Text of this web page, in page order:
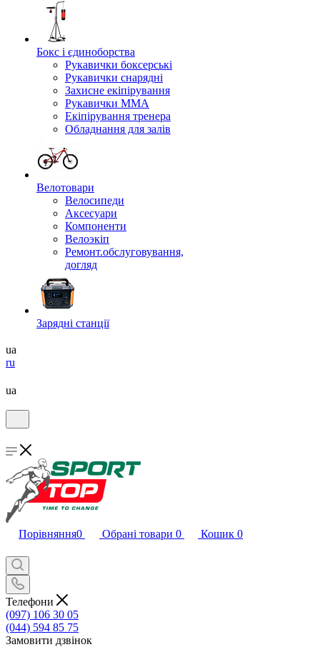
Бокс і єдиноборства
Рукавички боксерські
Рукавички снарядні
Захисне екіпірування
Рукавички ММА
Екіпірування тренера
Обладнання для залів
Велотовари
Велосипеди
Аксесуари
Компоненти
Велоэкіп
Ремонт.обслуговування,
догляд
Зарядні станції
ua
ru
ua
Порівняння0 Обрані товари 0 Кошик 0
Телефони
(097) 106 30 05
(044) 594 85 75
Замовити дзвінок